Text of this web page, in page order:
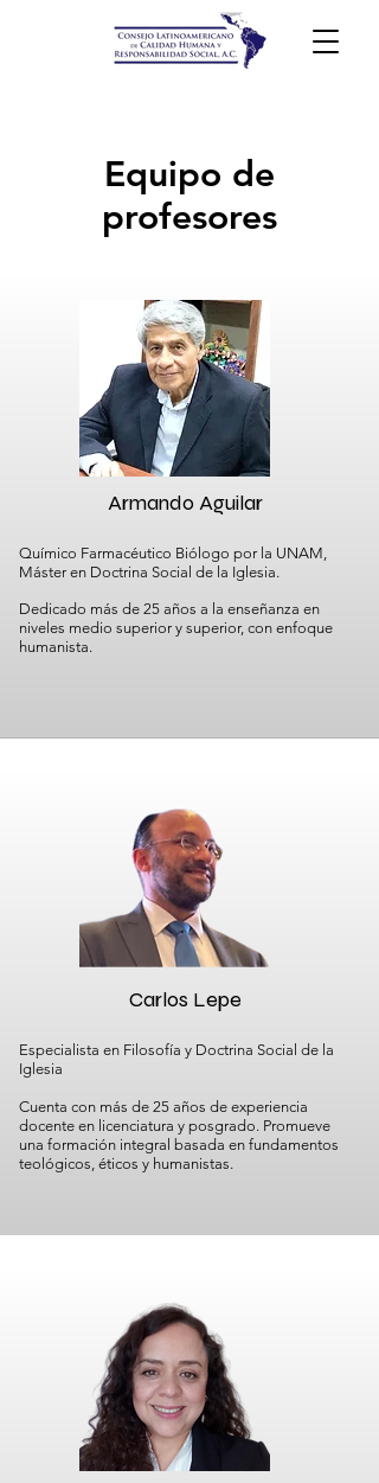
Equipo de
profesores
Armando Aguilar
Químico Farmacéutico Biólogo por la UNAM,
Máster en Doctrina Social de la Iglesia.
Dedicado más de 25 años a la enseñanza en
niveles medio superior y superior, con enfoque
humanista.
Carlos Lepe
Especialista en Filosofía y Doctrina Social de la
Iglesia
Cuenta con más de 25 años de experiencia
docente en licenciatura y posgrado. Promueve
una formación integral basada en fundamentos
teológicos, éticos y humanistas.